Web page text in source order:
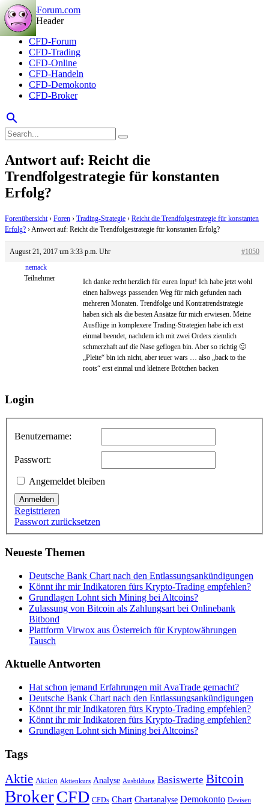
CFD-Forum
CFD-Trading
CFD-Online
CFD-Handeln
CFD-Demokonto
CFD-Broker
search
Antwort auf: Reicht die
Trendfolgestrategie für konstanten
Erfolg?
Forenübersicht › Foren › Trading-Strategie › Reicht die Trendfolgestrategie für konstanten
Erfolg? ›Antwort auf: Reicht die Trendfolgestrategie für konstanten Erfolg?
August 21, 2017 um 3:33 p.m. Uhr
#1050
nemack
Teilnehmer
Ich danke recht herzlich für euren Input! Ich habe jetzt wohl
einen halbwegs passenden Weg für mich gefunden nach
mehreren Monaten. Trendfolge und Kontratrendstrategie
haben sich als die besten Ansätze für mich erwiesen. Meine
Ausflüge in komplexere Trading-Strategien habe ich erst
einmal beendet, nachdem ich mit zwei Orders ziemlich
schmerzhaft auf die Nase geflogen bin. Aber so richtig 🙂
„Pleite“ bin ich nicht, aber teuer wars … also „back to the
roots“ erst einmal und kleinere Brötchen backen
Login
Benutzername:
Passwort:
Angemeldet bleiben
Anmelden
Registrieren
Passwort zurücksetzen
Neueste Themen
Deutsche Bank Chart nach den Entlassungsankündigungen
Könnt ihr mir Indikatoren fürs Krypto-Trading empfehlen?
Grundlagen Lohnt sich Mining bei Altcoins?
Zulassung von Bitcoin als Zahlungsart bei Onlinebank
Bitbond
Plattform Virwox aus Österreich für Kryptowährungen
Tausch
Aktuelle Antworten
Hat schon jemand Erfahrungen mit AvaTrade gemacht?
Deutsche Bank Chart nach den Entlassungsankündigungen
Könnt ihr mir Indikatoren fürs Krypto-Trading empfehlen?
Könnt ihr mir Indikatoren fürs Krypto-Trading empfehlen?
Grundlagen Lohnt sich Mining bei Altcoins?
Tags
Aktie Aktien Aktienkurs Analyse Ausbildung Basiswerte Bitcoin
BrokerCFD CFDs Chart Chartanalyse Demokonto Devisen